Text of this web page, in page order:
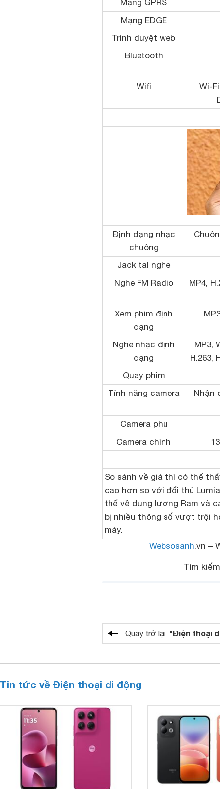
Mạng GPRS
Mạng EDGE
Trình duyệt web
Bluetooth
Wifi
Wi-
Định dạng nhạc
chuông
Jack tai nghe
Nghe FM Radio
MP4,
Xem phim định
dạng
Nghe nhạc định
dạng
MP3,
H.263,
Quay phim
Tính năng camera
Nhận
Camera phụ
Camera chính
So sánh về giá thì có thể
cao hơn so với đối thủ
thế về dung lượng Ram và
bị nhiều thông số vượt trội
máy.
Websosanh.vn –
Tìm
Quay trở lại "Điện thoại
Tin tức về Điện thoại di động